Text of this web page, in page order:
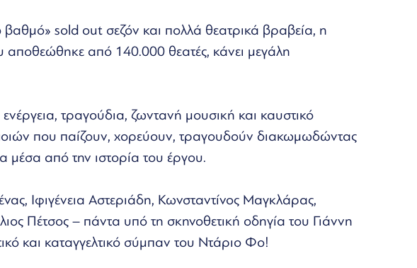
βαθμό» sold out σεζόν και πολλά θεατρικά βραβεία, η
αποθεώθηκε από 140.000 θεατές, κάνει μεγάλη
τραγούδια, ζωντανή μουσική και καυστικό
που παίζουν, χορεύουν, τραγουδούν διακωμωδώντας
μέσα από την ιστορία του έργου.
Ιφιγένεια Αστεριάδη, Κωνσταντίνος Μαγκλάρας,
Πέτσος – πάντα υπό τη σκηνοθετική οδηγία του Γιάννη
και καταγγελτικό σύμπαν του Ντάριο Φο!